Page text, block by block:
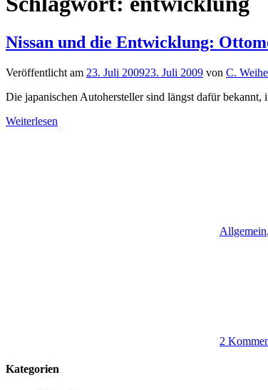
Nissan und die Entwicklung:
Veröffentlicht am 23. Juli 200923. Juli 2009 von C.
Die japanischen Autohersteller sind längst dafür
Weiterlesen
Allgemein,
2
Kategorien